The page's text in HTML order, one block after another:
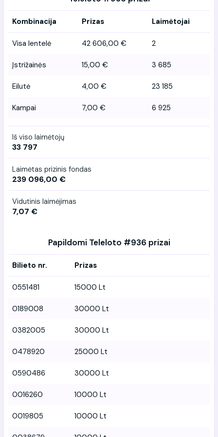
Kombinacija Prizas Laimėtojai
Visa lentelė 42 606,00 € 2
Įstrižainės 15,00 € 3 685
Eilutė 4,00 € 23 185
Kampai 7,00 € 6 925
Iš viso laimėtojų
33 797
Laimėtas prizinis fondas
239 096,00 €
Vidutinis laimėjimas
7,07 €
Papildomi Teleloto #936 prizai
Bilieto nr. Prizas
0551481 15000 Lt
0189008 30000 Lt
0382005 30000 Lt
0478920 25000 Lt
0590486 30000 Lt
0016260 10000 Lt
0019805 10000 Lt